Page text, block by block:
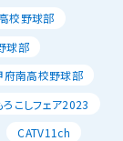
校野球部
球部
府南高校野球部
ろこしフェア2023
CATV11ch